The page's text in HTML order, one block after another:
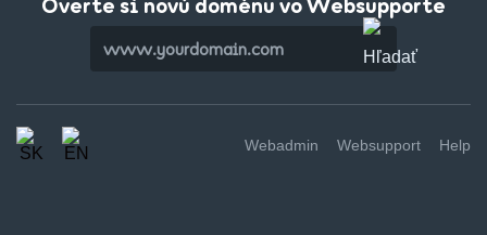
Webadmin Websupport Help